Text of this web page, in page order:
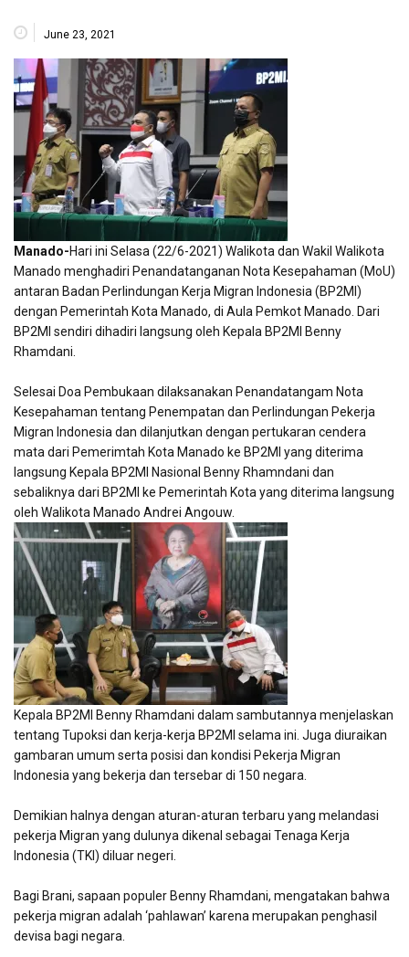
June 23, 2021
Manado-Hari ini Selasa (22/6-2021) Walikota dan Wakil Walikota
Manado menghadiri Penandatanganan Nota Kesepahaman (MoU)
antaran Badan Perlindungan Kerja Migran Indonesia (BP2MI)
dengan Pemerintah Kota Manado, di Aula Pemkot Manado. Dari
BP2MI sendiri dihadiri langsung oleh Kepala BP2MI Benny
Rhamdani.
Selesai Doa Pembukaan dilaksanakan Penandatangam Nota
Kesepahaman tentang Penempatan dan Perlindungan Pekerja
Migran Indonesia dan dilanjutkan dengan pertukaran cendera
mata dari Pemerimtah Kota Manado ke BP2MI yang diterima
langsung Kepala BP2MI Nasional Benny Rhamndani dan
sebaliknya dari BP2MI ke Pemerintah Kota yang diterima langsung
oleh Walikota Manado Andrei Angouw.
Kepala BP2MI Benny Rhamdani dalam sambutannya menjelaskan
tentang Tupoksi dan kerja-kerja BP2MI selama ini. Juga diuraikan
gambaran umum serta posisi dan kondisi Pekerja Migran
Indonesia yang bekerja dan tersebar di 150 negara.
Demikian halnya dengan aturan-aturan terbaru yang melandasi
pekerja Migran yang dulunya dikenal sebagai Tenaga Kerja
Indonesia (TKI) diluar negeri.
Bagi Brani, sapaan populer Benny Rhamdani, mengatakan bahwa
pekerja migran adalah ‘pahlawan’ karena merupakan penghasil
devisa bagi negara.